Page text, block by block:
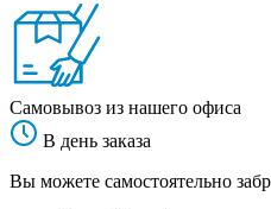
Самовывоз из нашего офиса
В день заказа
Вы можете самостоятельно